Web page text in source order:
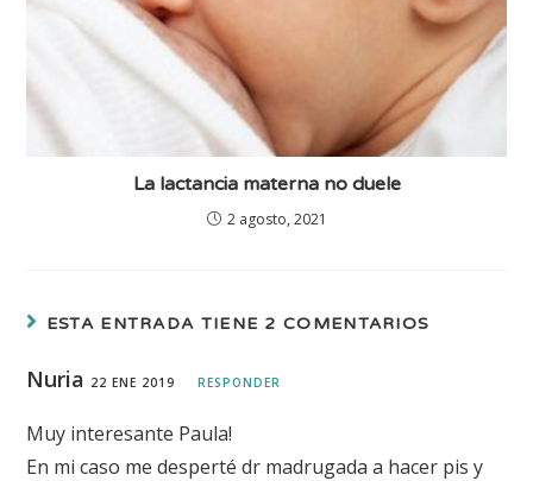
La lactancia materna no duele
2 agosto, 2021
ESTA ENTRADA TIENE 2 COMENTARIOS
Nuria 22 ENE 2019 RESPONDER
Muy interesante Paula!
En mi caso me desperté dr madrugada a hacer pis y